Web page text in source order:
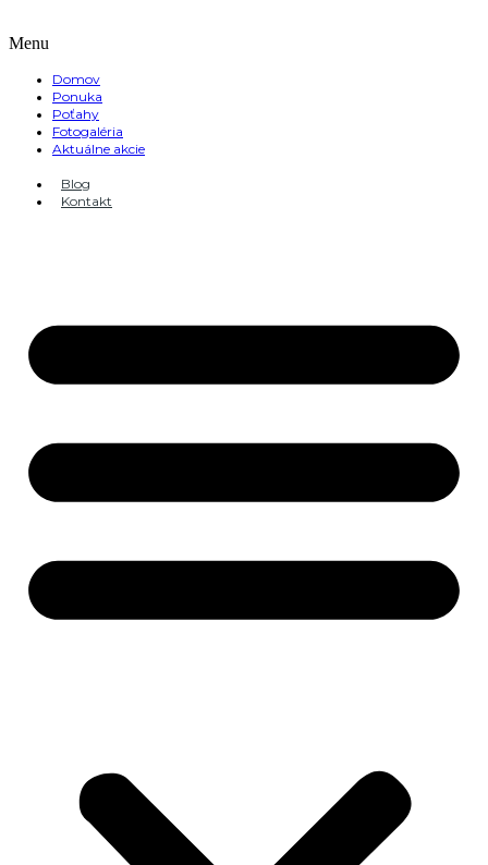
Menu
Domov
Ponuka
Poťahy
Fotogaléria
Aktuálne akcie
Blog
Kontakt